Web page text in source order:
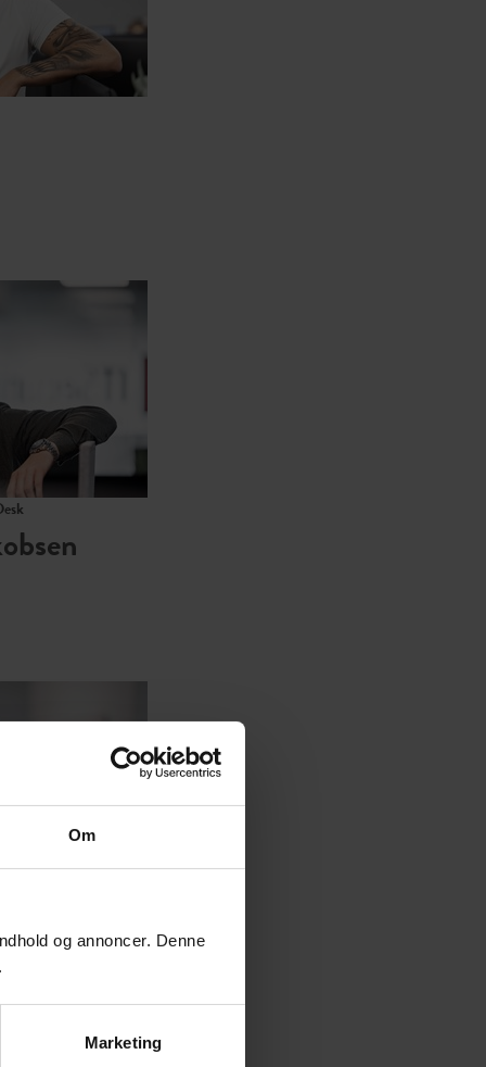
Om
og annoncer. Denne
Marketing